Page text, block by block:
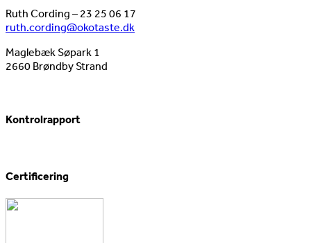
Ruth Cording – 23 25 06 17
ruth.cording@okotaste.dk
Maglebæk Søpark 1
2660 Brøndby Strand
Kontrolrapport
Certificering